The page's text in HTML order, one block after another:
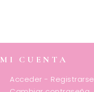
MI CUENTA
Acceder - Registrarse